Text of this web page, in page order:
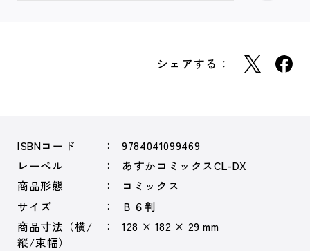
シェアする：
ISBNコード
9784041099469
レーベル
あすかコミックスCL-DX
商品形態
コミックス
サイズ
Ｂ６判
商品寸法（横/
縦/束幅）
128 × 182 × 29 mm